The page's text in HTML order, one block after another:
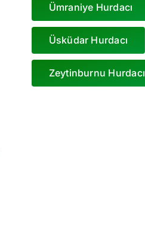
Ümraniye Hurdacı
Üsküdar Hurdacı
Zeytinburnu Hurdacı